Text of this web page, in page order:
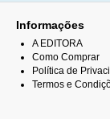
Informações
A EDITORA
Como Comprar
Política de
Termos e